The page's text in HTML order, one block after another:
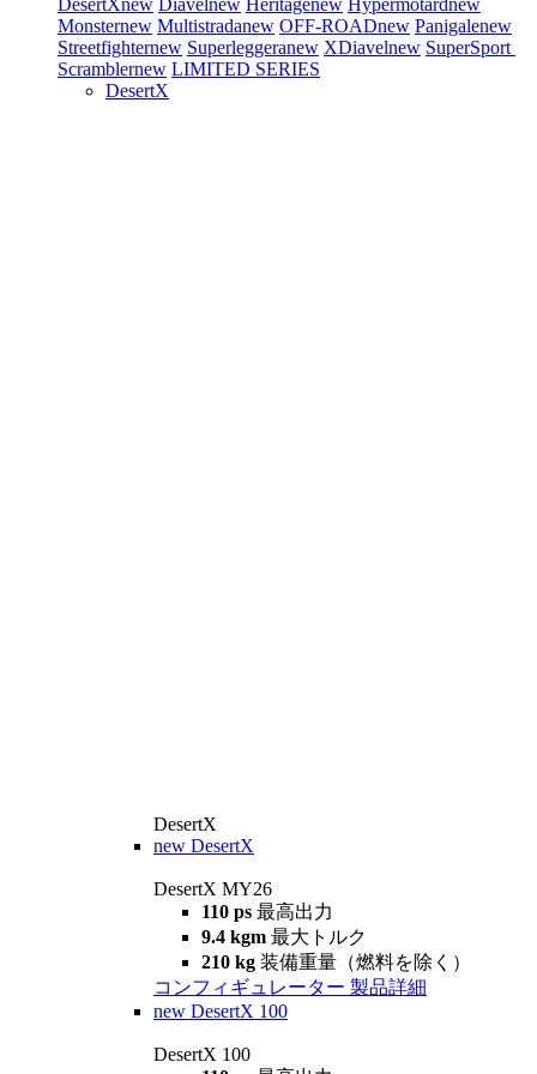
DesertXnew Diavelnew Heritagenew Hypermotardnew
Monsternew Multistradanew OFF-ROADnew Panigalenew
Streetfighternew Superleggeranew XDiavelnew SuperSport
Scramblernew LIMITED SERIES
DesertX
DesertX
new DesertX
DesertX MY26
110 ps 最高出力
9.4 kgm 最大トルク
210 kg 装備重量（燃料を除く）
コンフィギュレーター 製品詳細
new DesertX 100
DesertX 100